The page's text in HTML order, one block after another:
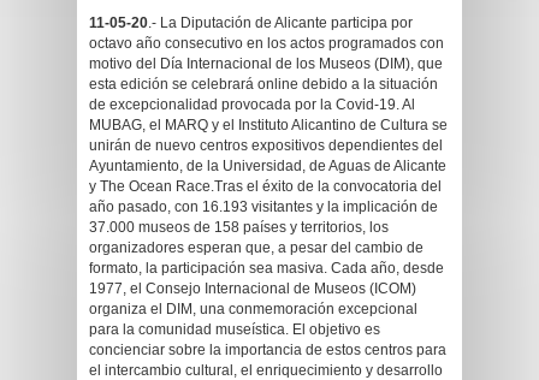
11-05-20.- La Diputación de Alicante participa por
octavo año consecutivo en los actos programados con
motivo del Día Internacional de los Museos (DIM), que
esta edición se celebrará online debido a la situación
de excepcionalidad provocada por la Covid-19. Al
MUBAG, el MARQ y el Instituto Alicantino de Cultura se
unirán de nuevo centros expositivos dependientes del
Ayuntamiento, de la Universidad, de Aguas de Alicante
y The Ocean Race.Tras el éxito de la convocatoria del
año pasado, con 16.193 visitantes y la implicación de
37.000 museos de 158 países y territorios, los
organizadores esperan que, a pesar del cambio de
formato, la participación sea masiva. Cada año, desde
1977, el Consejo Internacional de Museos (ICOM)
organiza el DIM, una conmemoración excepcional
para la comunidad museística. El objetivo es
concienciar sobre la importancia de estos centros para
el intercambio cultural, el enriquecimiento y desarrollo